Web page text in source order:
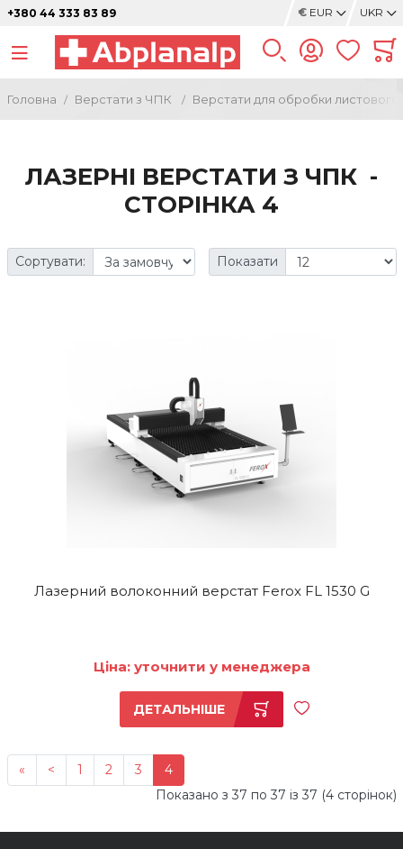
+380 44 333 83 89 € EUR UKR
Головна Верстати з ЧПК Верстати для обробки
ЛАЗЕРНІ ВЕРСТАТИ З ЧПК -
СТОРІНКА 4
Сортувати: Показати
Лазерний волоконний верстат Ferox FL 1530 G
Ціна: уточнити у менеджера
ДЕТАЛЬНІШЕ
« < 1 2 3
4
Показано з 37 по 37 із 37 (4 сторінок)